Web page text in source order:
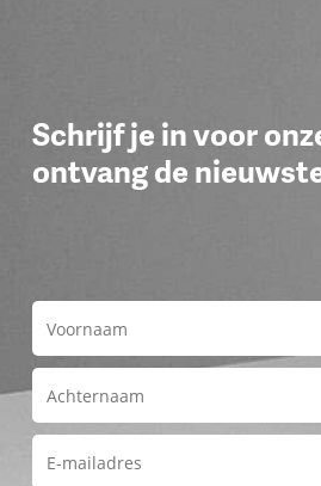
Schrijf je in voor
ontvang de